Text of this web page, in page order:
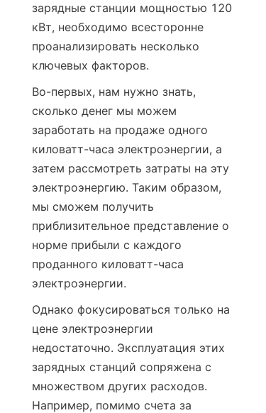
зарядные станции мощностью 120
кВт, необходимо всесторонне
проанализировать несколько
ключевых факторов.
Во-первых, нам нужно знать,
сколько денег мы можем
заработать на продаже одного
киловатт-часа электроэнергии, а
затем рассмотреть затраты на эту
электроэнергию. Таким образом,
мы сможем получить
приблизительное представление о
норме прибыли с каждого
проданного киловатт-часа
электроэнергии.
Однако фокусироваться только на
цене электроэнергии
недостаточно. Эксплуатация этих
зарядных станций сопряжена с
множеством других расходов.
Например, помимо счета за